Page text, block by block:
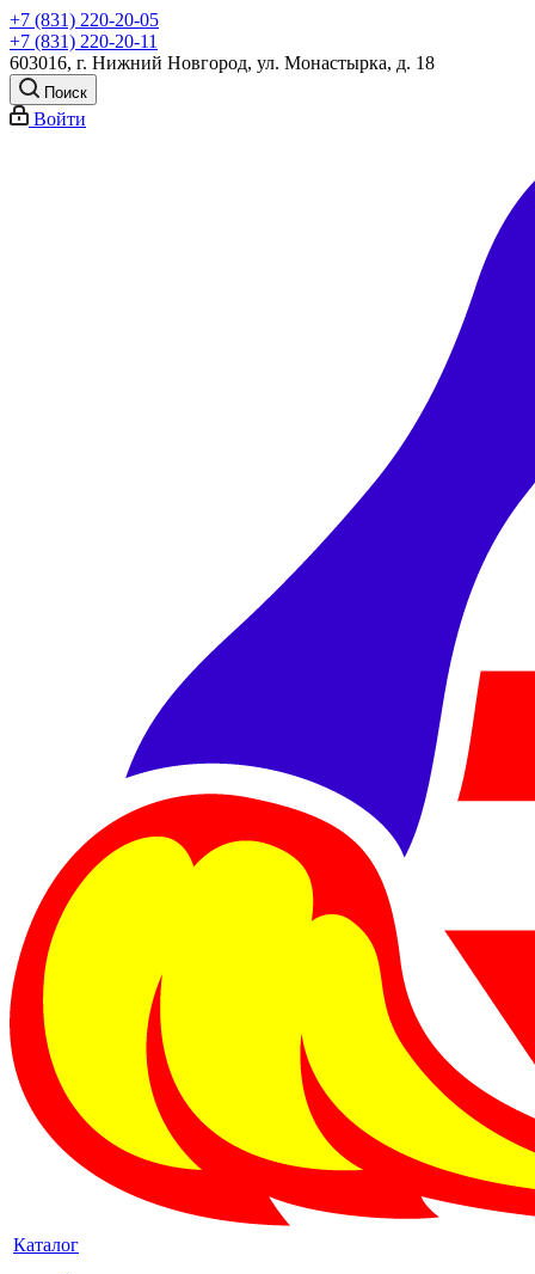
+7 (831) 220-20-05
+7 (831) 220-20-11
603016, г. Нижний Новгород, ул. Монастырка, д. 18
Поиск
Войти
Каталог